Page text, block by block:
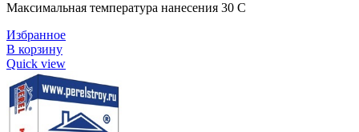
Максимальная температура нанесения 30 C
Избранное
В корзину
Quick view